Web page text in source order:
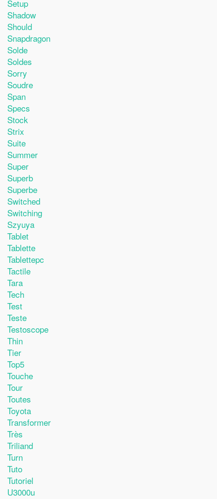
Setup
Shadow
Should
Snapdragon
Solde
Soldes
Sorry
Soudre
Span
Specs
Stock
Strix
Suite
Summer
Super
Superb
Superbe
Switched
Switching
Szyuya
Tablet
Tablette
Tablettepc
Tactile
Tara
Tech
Test
Teste
Testoscope
Thin
Tier
Top5
Touche
Tour
Toutes
Toyota
Transformer
Très
Triliand
Turn
Tuto
Tutoriel
U3000u